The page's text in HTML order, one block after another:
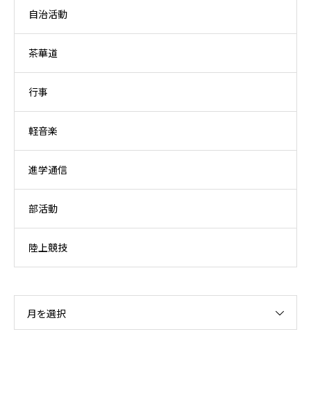
自治活動
茶華道
行事
軽音楽
進学通信
部活動
陸上競技
月を選択